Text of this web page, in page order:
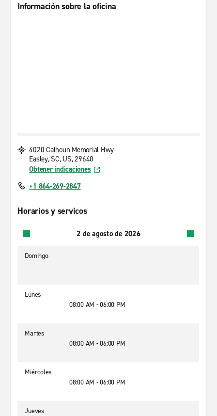
Información sobre la oficina
4020 Calhoun Memorial Hwy
Easley, SC, US, 29640
Obtener indicaciones
+1 864-269-2847
Horarios y servicos
2 de agosto de 2026
Domingo
-
Lunes
08:00 AM - 06:00 PM
Martes
08:00 AM - 06:00 PM
Miércoles
08:00 AM - 06:00 PM
Jueves